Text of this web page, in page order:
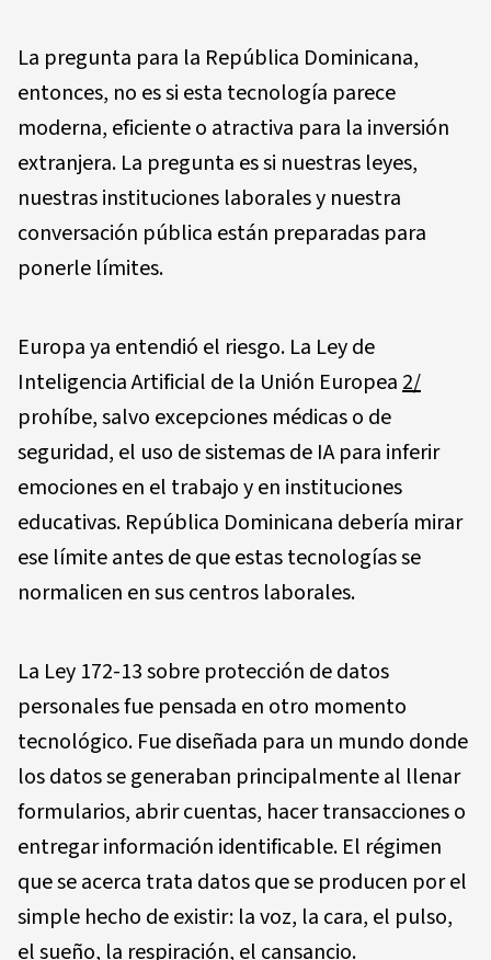
La pregunta para la República Dominicana,
entonces, no es si esta tecnología parece
moderna, eficiente o atractiva para la inversión
extranjera. La pregunta es si nuestras leyes,
nuestras instituciones laborales y nuestra
conversación pública están preparadas para
ponerle límites.
Europa ya entendió el riesgo. La Ley de
Inteligencia Artificial de la Unión Europea2/
prohíbe, salvo excepciones médicas o de
seguridad, el uso de sistemas de IA para inferir
emociones en el trabajo y en instituciones
educativas. República Dominicana debería mirar
ese límite antes de que estas tecnologías se
normalicen en sus centros laborales.
La Ley 172-13 sobre protección de datos
personales fue pensada en otro momento
tecnológico. Fue diseñada para un mundo donde
los datos se generaban principalmente al llenar
formularios, abrir cuentas, hacer transacciones o
entregar información identificable. El régimen
que se acerca trata datos que se producen por el
simple hecho de existir: la voz, la cara, el pulso,
el sueño, la respiración, el cansancio.